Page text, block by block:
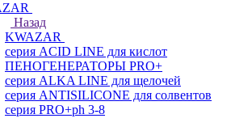
Назад
KWAZAR
серия ACID LINE для кислот
ПЕНОГЕНЕРАТОРЫ PRO+
серия ALKA LINE для щелочей
серия ANTISILICONE для солвентов
серия PRO+ph 3-8